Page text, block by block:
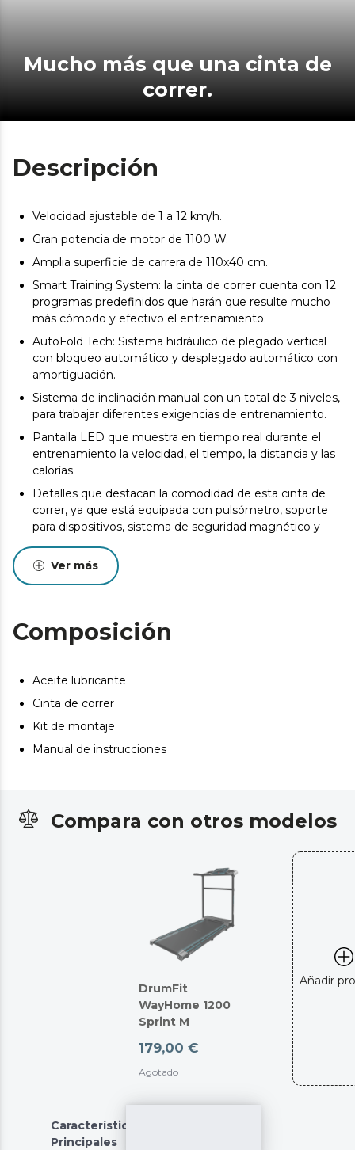
Mucho más que una cinta de
correr.
Descripción
Velocidad ajustable de 1 a 12 km/h.
Gran potencia de motor de 1100 W.
Amplia superficie de carrera de 110x40 cm.
Smart Training System: la cinta de correr cuenta con 12
programas predefinidos que harán que resulte mucho
más cómodo y efectivo el entrenamiento.
AutoFold Tech: Sistema hidráulico de plegado vertical
con bloqueo automático y desplegado automático con
amortiguación.
Sistema de inclinación manual con un total de 3 niveles,
para trabajar diferentes exigencias de entrenamiento.
Pantalla LED que muestra en tiempo real durante el
entrenamiento la velocidad, el tiempo, la distancia y las
calorías.
Detalles que destacan la comodidad de esta cinta de
correr, ya que está equipada con pulsómetro, soporte
para dispositivos, sistema de seguridad magnético y
El peso máximo de usuario es de 110 Kg.
Ver más
Composición
Aceite lubricante
Cinta de correr
Kit de montaje
Manual de instrucciones
Compara con otros modelos
DrumFit
WayHome 1200
Sprint M
179,00 €
Agotado
Añadir
Características
Principales